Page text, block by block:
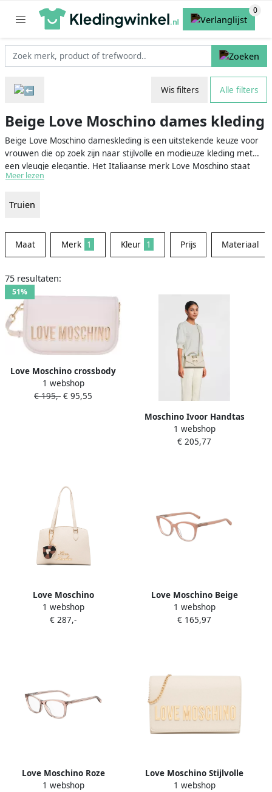
Wis filters Alle filters
Beige Love Moschino dames kleding
Beige Love Moschino dameskleding is een uitstekende keuze voor
vrouwen die op zoek zijn naar stijlvolle en modieuze kleding met
een vleugje elegantie. Het Italiaanse merk Love Moschino staat
bekend om zijn speelse en kleurrijke ontwerpen, die perfect passen
uitdrukken. Beige is een kleur die veelzijdigheid en rust uitstraalt en
Meer lezen
Truien
Maat Merk 1 Kleur 1 Prijs Materiaal
75 resultaten:
51%
Love Moschino crossbody
tas Bold Love ecru
1 webshop
€ 195,- € 95,55
Moschino Ivoor Handtas
Elegant en Glamoureus
Beige Dames
1 webshop
€ 205,77
Love Moschino
Gewatteerde shopper Beige
1 webshop
€ 287,-
Love Moschino Beige
Acetaat Damesbril Beige
Dames
1 webshop
€ 165,97
Love Moschino Roze
Rechthoekige Bril Beige
1 webshop
Love Moschino Stijlvolle
letter schoudertas Beige
1 webshop